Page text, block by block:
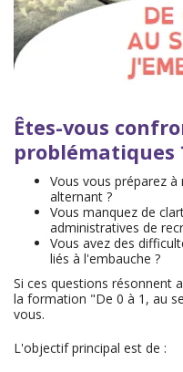
Êtes-vous
problématiques
Vous vous préparez
alternant ?
Vous manquez de
administratives de
Vous avez des
liés à l'embauche ?
Si ces questions résonnent
la formation "De 0 à 1, au
vous.
L'objectif principal est de :